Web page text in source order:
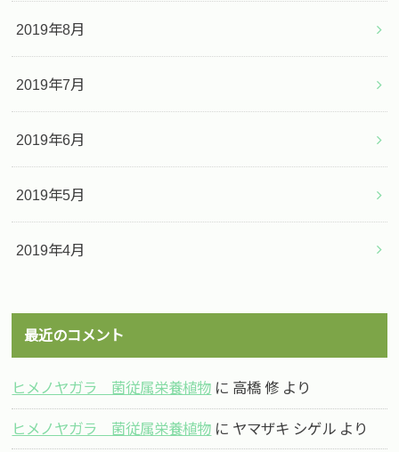
2019年8月
2019年7月
2019年6月
2019年5月
2019年4月
最近のコメント
ヒメノヤガラ 菌従属栄養植物 に 高橋 修 より
ヒメノヤガラ 菌従属栄養植物 に ヤマザキ シゲル より